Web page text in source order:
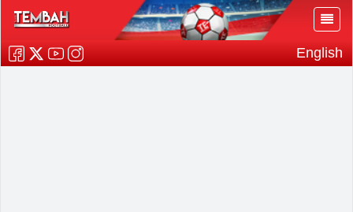
English